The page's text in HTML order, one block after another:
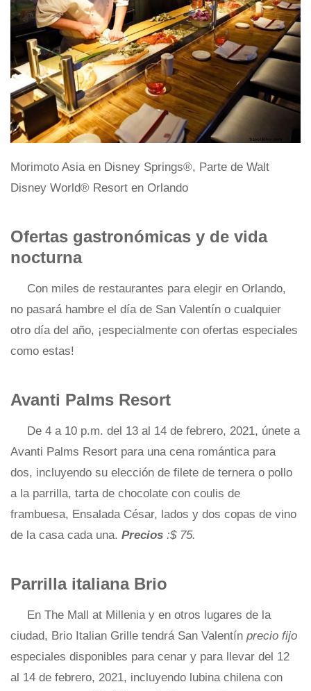
Morimoto Asia en Disney Springs®, Parte de Walt
Disney World® Resort en Orlando
Ofertas gastronómicas y de vida
nocturna
Con miles de restaurantes para elegir en Orlando,
no pasará hambre el día de San Valentín o cualquier
otro día del año, ¡especialmente con ofertas especiales
como estas!
Avanti Palms Resort
De 4 a 10 p.m. del 13 al 14 de febrero, 2021, únete a
Avanti Palms Resort para una cena romántica para
dos, incluyendo su elección de filete de ternera o pollo
a la parrilla, tarta de chocolate con coulis de
frambuesa, Ensalada César, lados y dos copas de vino
de la casa cada una. Precios :$ 75.
Parrilla italiana Brio
En The Mall at Millenia y en otros lugares de la
ciudad, Brio Italian Grille tendrá San Valentín precio fijo
especiales disponibles para cenar y para llevar del 12
al 14 de febrero, 2021, incluyendo lubina chilena con